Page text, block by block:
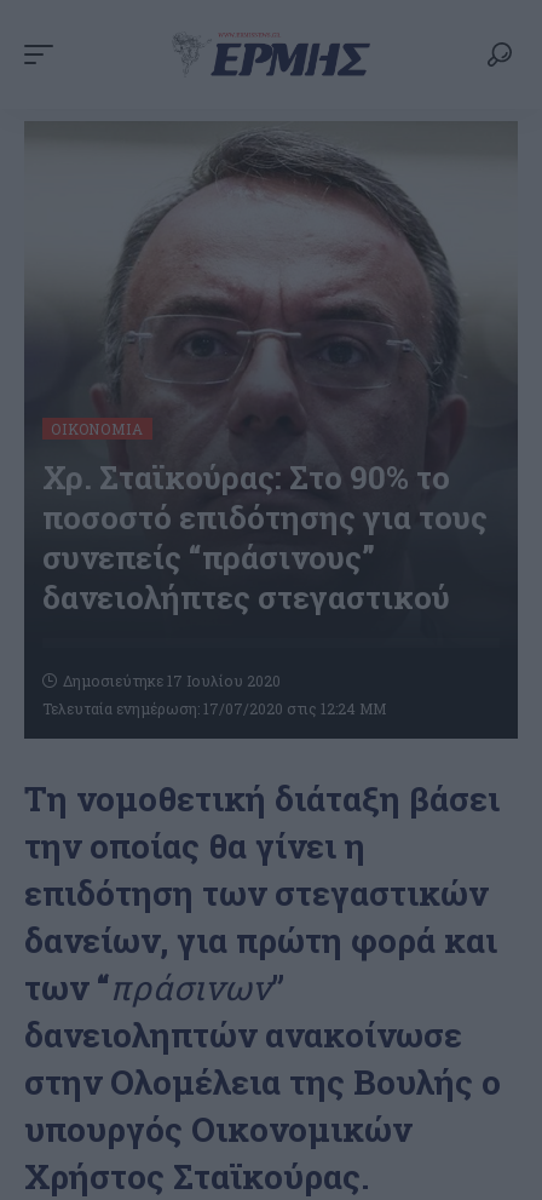
ΟΙΚΟΝΟΜΊΑ
Χρ. Σταϊκούρας: Στο 90% το
ποσοστό επιδότησης για τους
συνεπείς “πράσινους”
δανειολήπτες στεγαστικού
Τελευταία ενημέρωση: 17/07/2020 στις 12:24 ΜΜ
Δημοσιεύτηκε 17 Ιουλίου 2020
Τη νομοθετική διάταξη βάσει
την οποίας θα γίνει η
επιδότηση των στεγαστικών
δανείων, για πρώτη φορά και
των “πράσινων”
δανειοληπτών ανακοίνωσε
στην Ολομέλεια της Βουλής ο
υπουργός Οικονομικών
Χρήστος Σταϊκούρας.